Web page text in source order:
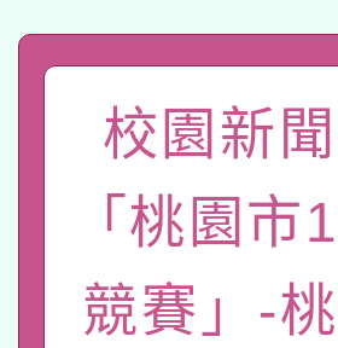
動」
關事宜
轉知教育部
國立臺灣師
年度健康促
函轉國家教
原住民族教
族教育國際
轉知教育部
新北市政府
師專業成長
函轉國立臺
族語言臺北
轉知有關國
校園新
「桃園
競賽」-